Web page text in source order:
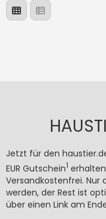
Jetzt für den
EUR Gutschein1
Versandkostenfrei. Nur
werden, der Rest ist
über einen Link am